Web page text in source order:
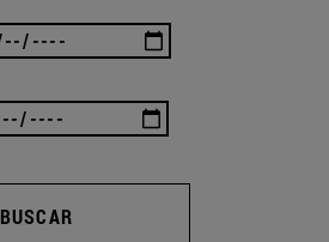
BUSCAR